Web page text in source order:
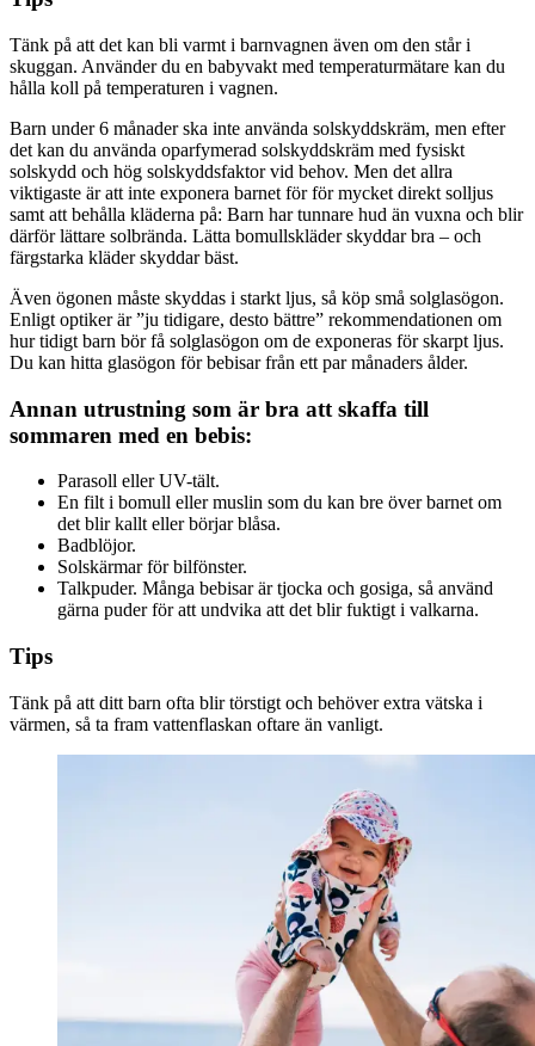
Tänk på att det kan bli varmt i barnvagnen även om den står i
skuggan. Använder du en babyvakt med temperaturmätare kan du
hålla koll på temperaturen i vagnen.
Barn under 6 månader ska inte använda solskyddskräm, men efter
det kan du använda oparfymerad solskyddskräm med fysiskt
solskydd och hög solskyddsfaktor vid behov. Men det allra
viktigaste är att inte exponera barnet för för mycket direkt solljus
samt att behålla kläderna på: Barn har tunnare hud än vuxna och blir
därför lättare solbrända. Lätta bomullskläder skyddar bra – och
färgstarka kläder skyddar bäst.
Även ögonen måste skyddas i starkt ljus, så köp små solglasögon.
Enligt optiker är ”ju tidigare, desto bättre” rekommendationen om
hur tidigt barn bör få solglasögon om de exponeras för skarpt ljus.
Du kan hitta glasögon för bebisar från ett par månaders ålder.
Annan utrustning som är bra att skaffa till
sommaren med en bebis:
Parasoll eller UV-tält.
En filt i bomull eller muslin som du kan bre över barnet om
det blir kallt eller börjar blåsa.
Badblöjor.
Solskärmar för bilfönster.
Talkpuder. Många bebisar är tjocka och gosiga, så använd
gärna puder för att undvika att det blir fuktigt i valkarna.
Tips
Tänk på att ditt barn ofta blir törstigt och behöver extra vätska i
värmen, så ta fram vattenflaskan oftare än vanligt.